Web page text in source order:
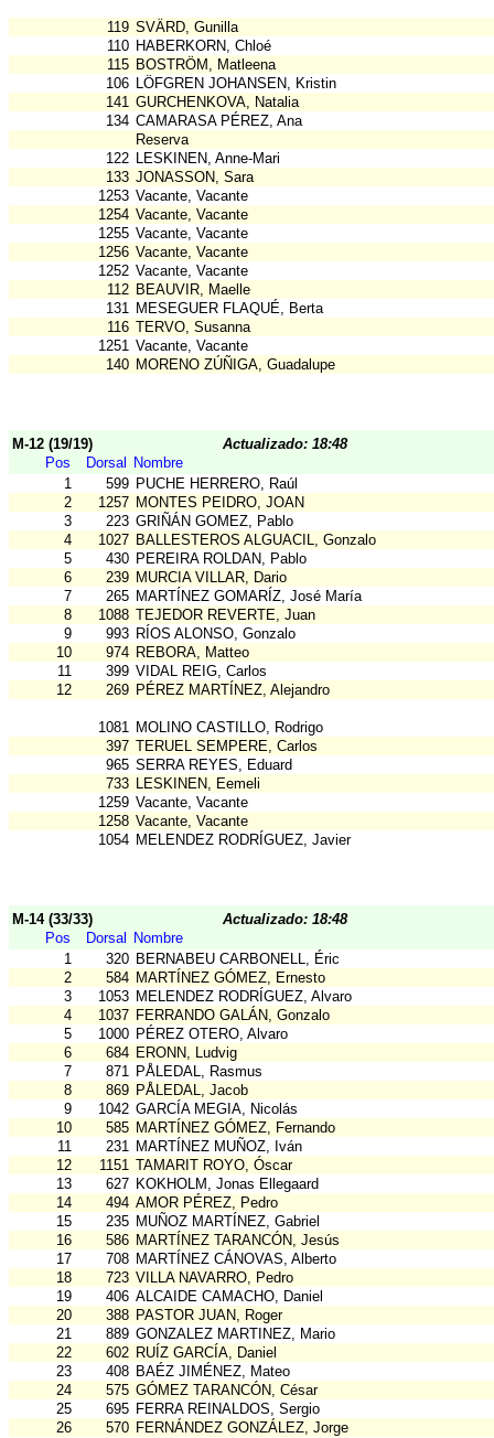
119 SVÄRD, Gunilla
110 HABERKORN, Chloé
115 BOSTRÖM, Matleena
106 LÖFGREN JOHANSEN, Kristin
141 GURCHENKOVA, Natalia
134 CAMARASA PÉREZ, Ana
Reserva
122 LESKINEN, Anne-Mari
133 JONASSON, Sara
1253 Vacante, Vacante
1254 Vacante, Vacante
1255 Vacante, Vacante
1256 Vacante, Vacante
1252 Vacante, Vacante
112 BEAUVIR, Maelle
131 MESEGUER FLAQUÉ, Berta
116 TERVO, Susanna
1251 Vacante, Vacante
140 MORENO ZÚÑIGA, Guadalupe
M-12 (19/19)
Actualizado: 18:48
Pos
Dorsal
Nombre
1
599 PUCHE HERRERO, Raúl
2
1257 MONTES PEIDRO, JOAN
3
223 GRIÑÁN GOMEZ, Pablo
4
1027 BALLESTEROS ALGUACIL, Gonzalo
5
430 PEREIRA ROLDAN, Pablo
6
239 MURCIA VILLAR, Dario
7
265 MARTÍNEZ GOMARÍZ, José María
8
1088 TEJEDOR REVERTE, Juan
9
993 RÍOS ALONSO, Gonzalo
10
974 REBORA, Matteo
11
399 VIDAL REIG, Carlos
12
269 PÉREZ MARTÍNEZ, Alejandro
1081 MOLINO CASTILLO, Rodrigo
397 TERUEL SEMPERE, Carlos
965 SERRA REYES, Eduard
733 LESKINEN, Eemeli
1259 Vacante, Vacante
1258 Vacante, Vacante
1054 MELENDEZ RODRÍGUEZ, Javier
M-14 (33/33)
Actualizado: 18:48
Pos
Dorsal
Nombre
1
320 BERNABEU CARBONELL, Éric
2
584 MARTÍNEZ GÓMEZ, Ernesto
3
1053 MELENDEZ RODRÍGUEZ, Alvaro
4
1037 FERRANDO GALÁN, Gonzalo
5
1000 PÉREZ OTERO, Alvaro
6
684 ERONN, Ludvig
7
871 PÅLEDAL, Rasmus
8
869 PÅLEDAL, Jacob
9
1042 GARCÍA MEGIA, Nicolás
10
585 MARTÍNEZ GÓMEZ, Fernando
11
231 MARTÍNEZ MUÑOZ, Iván
12
1151 TAMARIT ROYO, Óscar
13
627 KOKHOLM, Jonas Ellegaard
14
494 AMOR PÉREZ, Pedro
15
235 MUÑOZ MARTÍNEZ, Gabriel
16
586 MARTÍNEZ TARANCÓN, Jesús
17
708 MARTÍNEZ CÁNOVAS, Alberto
18
723 VILLA NAVARRO, Pedro
19
406 ALCAIDE CAMACHO, Daniel
20
388 PASTOR JUAN, Roger
21
889 GONZALEZ MARTINEZ, Mario
22
602 RUÍZ GARCÍA, Daniel
23
408 BAÉZ JIMÉNEZ, Mateo
24
575 GÓMEZ TARANCÓN, César
25
695 FERRA REINALDOS, Sergio
26
570 FERNÁNDEZ GONZÁLEZ, Jorge